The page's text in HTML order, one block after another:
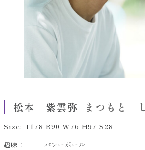
松本 紫雲弥 まつもと
Size: T178 B90 W76 H97 S28
趣味：
バレーボール